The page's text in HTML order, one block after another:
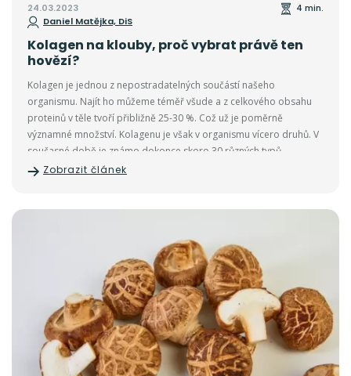
24.03.2023
Daniel Matějka, DiS
4 min.
Kolagen na klouby, proč vybrat právě ten
hovězí?
Kolagen je jednou z nepostradatelných součástí našeho
organismu. Najít ho můžeme téměř všude a z celkového obsahu
proteinů v těle tvoří přibližně 25-30 %. Což už je poměrně
významné množství. Kolagenu je však v organismu vícero druhů. V
současné době je známo dokonce skoro 30 různých typů
kolagenu.
Zobrazit článek